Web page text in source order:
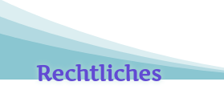
Rechtliches